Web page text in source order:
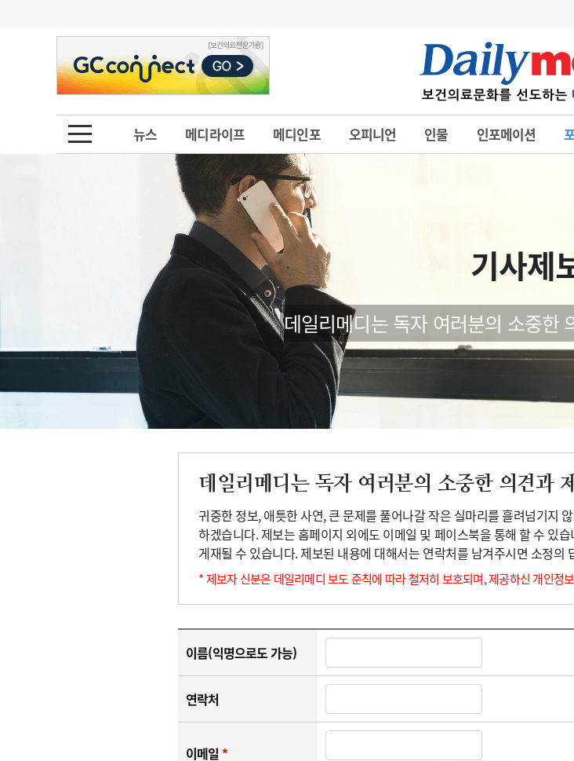
뉴스 메디라이프 메디인포 오피니언 인물 인포메이션
금주의 검색어
1
의사인력 수급 추계
2
성분명 처방
3
AI의료
4
전공의 모집 결과
의사국시 합격률
6
관
의과
10 약가
인사 사고
오피니언 칼럼 수첩
인물 초대석 피플
포토뉴스
지역병원 중소병원
행정처분 판례
학회·연수강좌 학회/연수강좌 행사
법적고지
기사제
데일리메디는 독자 여러분의 소중한
데일리메디는 독자 여러분의 소중한 의견과
귀중한 정보, 애틋한 사연, 큰 문제를 풀어나갈 작은 실마리를 흘려넘기지
하겠습니다. 제보는 홈페이지 외에도 이메일 및 페이스북을 통해 할 수 있
게재될 수 있습니다. 제보된 내용에 대해서는 연락처를 남겨주시면 소정의
* 제보자 신분은 데일리메디 보도 준칙에 따라 철저히 보호되며, 제공하신 개인정
이름(익명으로도 가능)
연락처
이메일 *